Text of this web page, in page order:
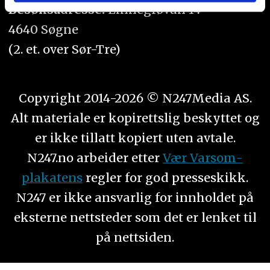
tjenestene deres.
Besøksadresse:Linnegrøvan 14
4640 Søgne
(2. et. over Sør-Tre)
Copyright 2014-2026 © N247Media AS.
Alt materiale er kopirettslig beskyttet og
er ikke tillatt kopiert uten avtale.
N247.no arbeider etter Vær Varsom-
plakatens regler for god presseskikk.
N247 er ikke ansvarlig for innholdet på
eksterne nettsteder som det er lenket til
på nettsiden.